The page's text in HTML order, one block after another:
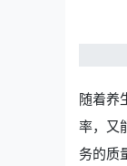
随着养
率，又
务的质